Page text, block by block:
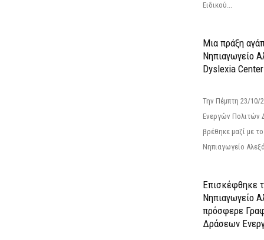
Ειδικού...
Μια πράξη
Νηπιαγωγείο
Dyslexia
Την Πέμπτη 23/
Ενεργών Πολιτών
βρέθηκε μαζί με
Νηπιαγωγείο
Επισκέφθηκε
Νηπιαγωγείο
πρόσφερε
Δράσεων